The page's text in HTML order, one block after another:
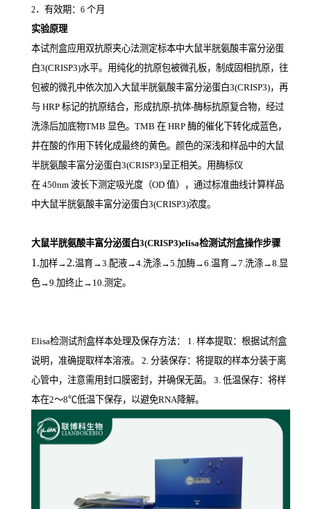
2．有效期： 6 个月
实验原理
本试剂盒应用双抗原夹心法测定标本中大鼠半胱氨酸丰富分泌蛋
白3(CRISP3)水平。用纯化的抗原包被微孔板，制成固相抗原，往
包被的微孔中依次加入大鼠半胱氨酸丰富分泌蛋白3(CRISP3)，再
与 HRP 标记的抗原结合，形成抗原-抗体-酶标抗原复合物，经过
洗涤后加底物TMB 显色。 TMB 在 HRP 酶的催化下转化成蓝色，
并在酸的作用下转化成最终的黄色。颜色的深浅和样品中的大鼠
半胱氨酸丰富分泌蛋白3(CRISP3)呈正相关。用酶标仪
在 450nm 波长下测定吸光度（OD 值），通过标准曲线计算样品
中大鼠半胱氨酸丰富分泌蛋白3(CRISP3)浓度。
大鼠半胱氨酸丰富分泌蛋白3(CRISP3)elisa检测试剂盒操作步骤
1.加样→ 2.温育→3.配液→4.洗涤→5.加酶→6.温育→7.洗涤→8.显
色→9.加终止→10.测定。
Elisa检测试剂盒样本处理及保存方法： 1. 样本提取：根据试剂盒
说明，准确提取样本溶液。 2. 分装保存：将提取的样本分装于离
心管中，注意需用封口膜密封，并确保无菌。 3. 低温保存：将样
本在2～8℃低温下保存，以避免RNA降解。